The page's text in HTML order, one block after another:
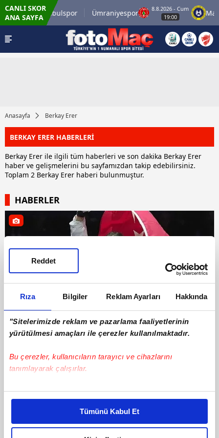
Rıza Bilgiler Reklam Ayarları Hakkında
"Sitelerimizde reklam ve pazarlama faaliyetlerinin
yürütülmesi amaçları ile çerezler kullanılmaktadır.
Bu çerezler, kullanıcıların tarayıcı ve cihazlarını
tanımlayarak çalışırlar.
Bu çerezlere izin vermeniz halinde sizlere özel
daha iyi reklam deneyimi yaşatabiliriz. Bunu yaparken
amacımızın size daha iyi bir reklam deneyimi sunmak
Tümünü Kabul Et
Reddet
CANLI SKOR
ANA SAYFA
Cum
İstanbulspor Ümraniyespor
8.8.2026 - Cum
19:00
Anasayfa Berkay Erer
BERKAY ERER HABERLERİ
Berkay Erer ile ilgili tüm haberleri ve son dakika Berkay Erer
haber ve gelişmelerini bu sayfamızdan takip edebilirsiniz.
Toplam 2 Berkay Erer haberi bulunmuştur.
HABERLER
Diğer Sporlar 12 Mayıs 2026 | Salı